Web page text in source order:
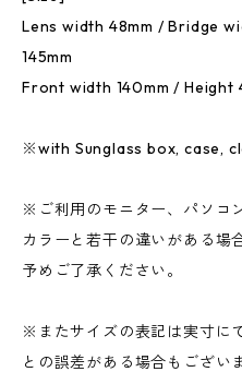
Lens width 48mm / Bridge
145mm
Front width 140mm / Height
※with Sunglass box, case,
※ご利用のモニター、パソコ
カラーと若干の違いがある場
予めご了承ください。
※またサイズの表記は実寸に
との誤差がある場合もござい